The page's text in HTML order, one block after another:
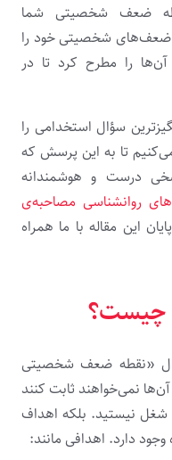
ضعف شخصیتی شما
شخصیتی خود را
آن­‌ها را مطرح کرد تا در
سؤال استخدامی را
تا به این پرسش که
درست و هوشمندانه
روانشناسی مصاحبه­‌ی
این مقاله با ما همراه
چیست؟
«نقطه ضعف شخصیتی
نمی‌­خواهند ثابت کنند
نیستید. بلکه اهداف
دارد. اهدافی مانند: